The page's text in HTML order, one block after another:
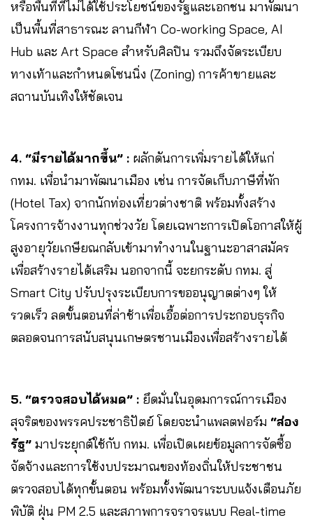
หรือพื้นที่ที่ไม่ได้ใช้ประโยชน์ของรัฐและเอกชน มาพัฒนา
เป็นพื้นที่สาธารณะ ลานกีฬา Co-working Space, AI
Hub และ Art Space สำหรับศิลปิน รวมถึงจัดระเบียบ
ทางเท้าและกำหนดโซนนิ่ง (Zoning) การค้าขายและ
สถานบันเทิงให้ชัดเจน
4. “มีรายได้มากขึ้น” : ผลักดันการเพิ่มรายได้ให้แก่
กทม. เพื่อนำมาพัฒนาเมือง เช่น การจัดเก็บภาษีที่พัก
(Hotel Tax) จากนักท่องเที่ยวต่างชาติ พร้อมทั้งสร้าง
โครงการจ้างงานทุกช่วงวัย โดยเฉพาะการเปิดโอกาสให้ผู้
สูงอายุวัยเกษียณกลับเข้ามาทำงานในฐานะอาสาสมัคร
เพื่อสร้างรายได้เสริม นอกจากนี้ จะยกระดับ กทม. สู่
Smart City ปรับปรุงระเบียบการขออนุญาตต่างๆ ให้
รวดเร็ว ลดขั้นตอนที่ล่าช้าเพื่อเอื้อต่อการประกอบธุรกิจ
ตลอดจนการสนับสนุนเกษตรชานเมืองเพื่อสร้างรายได้
5. “ตรวจสอบได้หมด” : ยึดมั่นในอุดมการณ์การเมือง
สุจริตของพรรคประชาธิปัตย์ โดยจะนำแพลตฟอร์ม “ส่อง
รัฐ” มาประยุกต์ใช้กับ กทม. เพื่อเปิดเผยข้อมูลการจัดซื้อ
จัดจ้างและการใช้งบประมาณของท้องถิ่นให้ประชาชน
ตรวจสอบได้ทุกขั้นตอน พร้อมทั้งพัฒนาระบบแจ้งเตือนภัย
พิบัติ ฝุ่น PM 2.5 และสภาพการจราจรแบบ Real-time